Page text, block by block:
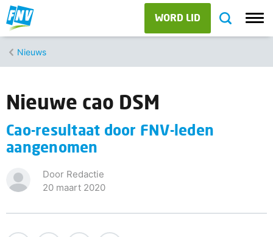
WORD LID
Nieuws
Nieuwe cao DSM
Cao-resultaat door FNV-leden
aangenomen
Door Redactie
20 maart 2020